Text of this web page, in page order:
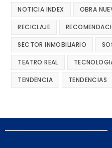
NOTICIA INDEX OBRA
RECICLAJE
SECTOR INMOBILIARIO
TEATRO REAL
TENDENCIA TENDENCIAS